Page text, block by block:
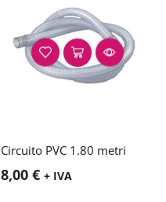
Circuito PVC 1.80 metri
8,00 € + IVA